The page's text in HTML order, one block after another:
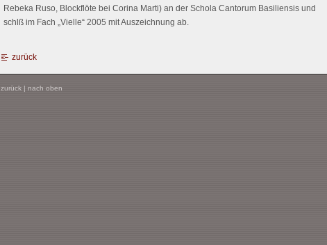
Rebeka Ruso, Blockflöte bei Corina Marti) an der Schola Cantorum Basiliensis und
schlß im Fach „Vielle“ 2005 mit Auszeichnung ab.
zurück
zurück| nach oben